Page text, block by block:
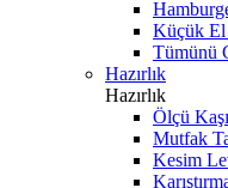
Küçük
Tümünü
Hazırlık
Hazırlık
Ölçü
Mutfak
Kesim